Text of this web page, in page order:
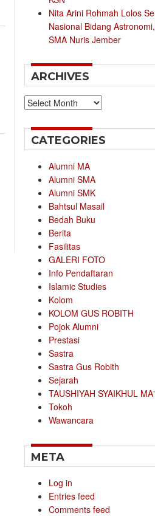
Nita Arini Rohmah Lolos
Nasional Bidang
SMA Nuris Jember
ARCHIVES
Archives
CATEGORIES
Alumni MA
Alumni SMA
Alumni SMK
Bahtsul Masail
Bedah Buku
Berita
Fasilitas
GALERI FOTO
Info Pendaftaran
Islamic Studies
Kolom
KOLOM GUS ROBITH
Pojok Alumni
Prestasi
Sastra
Sastra Gus Robith
Sejarah
TAUSHIYAH SYAIKHUL
Tokoh
Wawancara
META
Log in
Entries feed
Comments feed